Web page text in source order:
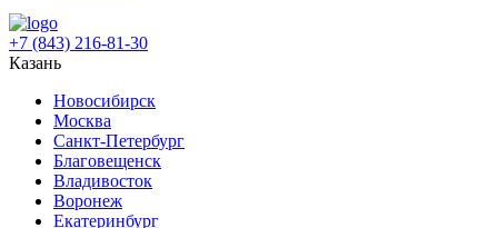
+7 (843) 216-81-30
Казань
Новосибирск
Москва
Санкт-Петербург
Благовещенск
Владивосток
Воронеж
Екатеринбург